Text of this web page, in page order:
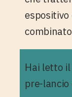
Hai letto
pre-